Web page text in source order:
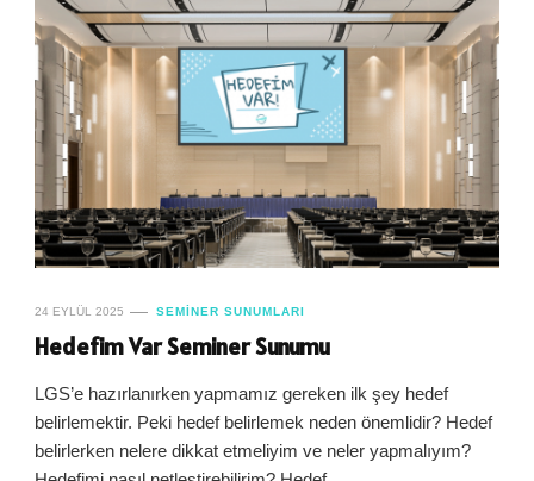
24 EYLÜL 2025 SEMINER SUNUMLARI
Hedefim Var Seminer Sunumu
LGS’e hazırlanırken yapmamız gereken ilk şey hedef
belirlemektir. Peki hedef belirlemek neden önemlidir? Hedef
belirlerken nelere dikkat etmeliyim ve neler yapmalıyım?